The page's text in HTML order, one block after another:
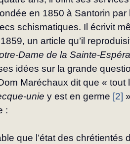
en 1850 à Santorin
schismatiques. Il écrivit
un article qu’il
Dame de la Sainte-
idées sur la grande
Maréchaux dit que « tout
unie y est en germe [2]
:
que l’état des chrétientés